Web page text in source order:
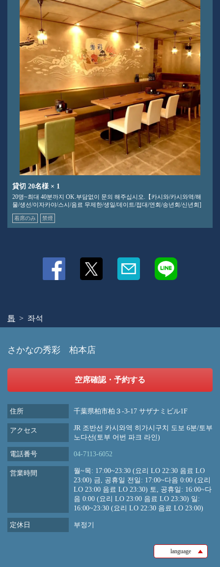
貸切 20名様 × 1
20명~최대 40분까지 OK.부담없이 문의 해주십시오.【카시와/카시와역/해
물/생선/이자카야/스시/음료 무제한/생일/데이트/접대/연회/송년회/신년회]
着席のみ 禁煙
톱 좌석
さかなの秀彩 柏本店
空席確認・予約する
住所 千葉県柏市柏３-3-17 サザナミビル1F
アクセス
JR 조반선 카시와역 히가시구치 도보 6분/토부
노다선(토부 어번 파크 라인)
電話番号 04-7113-6052
営業時間
월~목: 17:00~23:30 (요리 LO 22:30 음료 LO
23:00) 금, 공휴일 전일: 17:00~다음 0:00 (요리
LO 23:00 음료 LO 23:30) 토, 공휴일: 16:00~다
음 0:00 (요리 LO 23:00 음료 LO 23:30) 일:
16:00~23:30 (요리 LO 22:30 음료 LO 23:00)
定休日 부정기
language